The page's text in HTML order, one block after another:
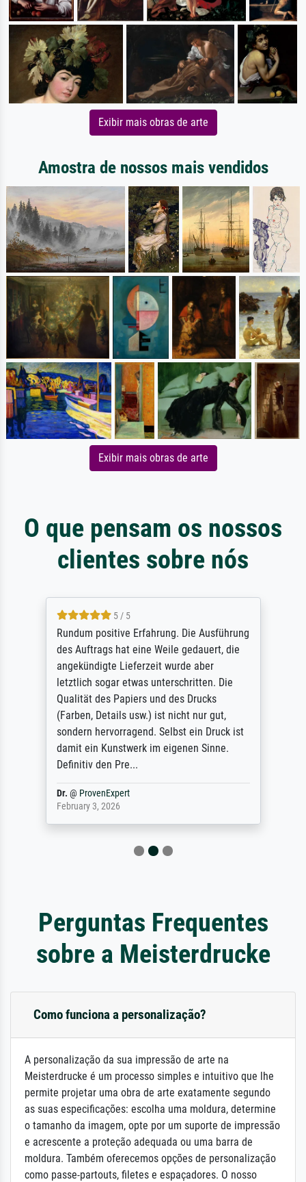
Exibir mais obras de arte
Amostra de nossos mais vendidos
Exibir mais obras de arte
O que pensam os nossos
clientes sobre nós
5 / 5
Rundum positive Erfahrung. Die Ausführung
des Auftrags hat eine Weile gedauert, die
angekündigte Lieferzeit wurde aber
letztlich sogar etwas unterschritten. Die
Qualität des Papiers und des Drucks
(Farben, Details usw.) ist nicht nur gut,
sondern hervorragend. Selbst ein Druck ist
damit ein Kunstwerk im eigenen Sinne.
Definitiv den Pre...
Dr. @ ProvenExpert
February 3, 2026
Perguntas Frequentes
sobre a Meisterdrucke
Como funciona a personalização?
A personalização da sua impressão de arte na
Meisterdrucke é um processo simples e intuitivo que lhe
permite projetar uma obra de arte exatamente segundo
as suas especificações: escolha uma moldura, determine
o tamanho da imagem, opte por um suporte de impressão
e acrescente a proteção adequada ou uma barra de
moldura. Também oferecemos opções de personalização
como passe-partouts, filetes e espaçadores. O nosso